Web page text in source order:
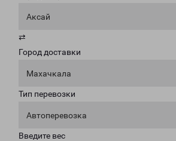
Аксай
⇄
Город доставки
Махачкала
Тип перевозки
Автоперевозка
Введите вес